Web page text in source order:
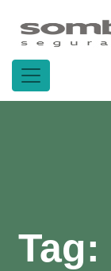
Tag: